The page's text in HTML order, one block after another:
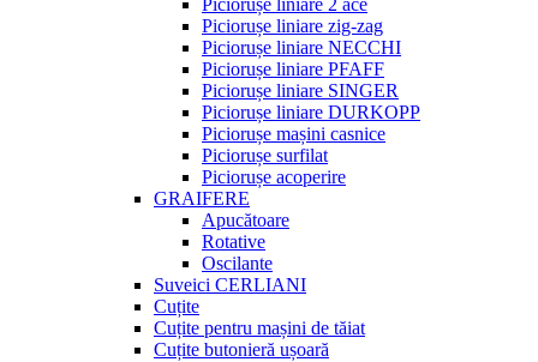
Piciorușe liniare 2 ace
Piciorușe liniare zig-zag
Piciorușe liniare NECCHI
Piciorușe liniare PFAFF
Piciorușe liniare SINGER
Piciorușe liniare DURKOPP
Piciorușe mașini casnice
Piciorușe surfilat
Piciorușe acoperire
GRAIFERE
Apucătoare
Rotative
Oscilante
Suveici CERLIANI
Cuțite
Cuțite pentru mașini de tăiat
Cuțite butonieră ușoară